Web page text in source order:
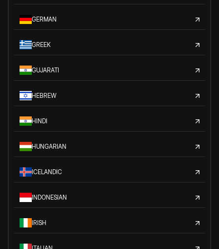
GERMAN
GREEK
GUJARATI
HEBREW
HINDI
HUNGARIAN
ICELANDIC
INDONESIAN
IRISH